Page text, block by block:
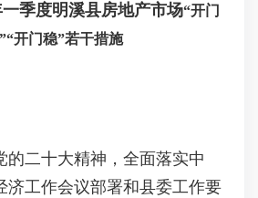
季度明溪县房地产市场“开门
开门稳”若干措施
二十大精神，全面落实中
济工作会议部署和县委工作要